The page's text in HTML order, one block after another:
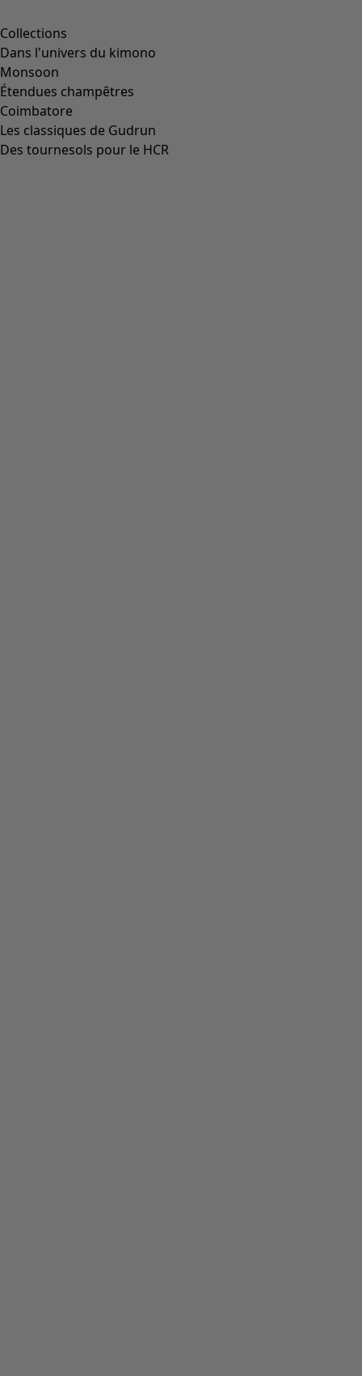
Collections
Dans l'univers du kimono
Monsoon
Étendues champêtres
Coimbatore
Les classiques de Gudrun
Des tournesols pour le HCR